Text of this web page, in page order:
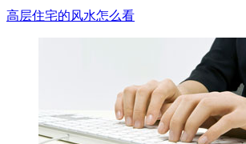
高层住宅的风水怎么看